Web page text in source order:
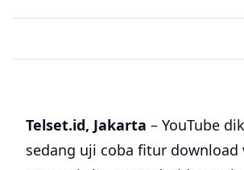
Telset.id, Jakarta – YouTube
sedang uji coba fitur download